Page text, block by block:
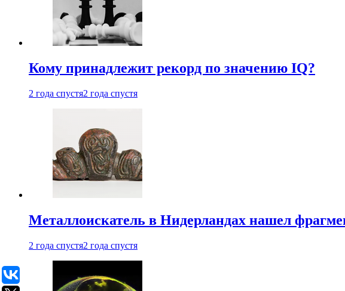
Кому принадлежит рекорд по значению IQ?
2 года спустя2 года спустя
Металлоискатель в Нидерландах нашел
2 года спустя2 года спустя